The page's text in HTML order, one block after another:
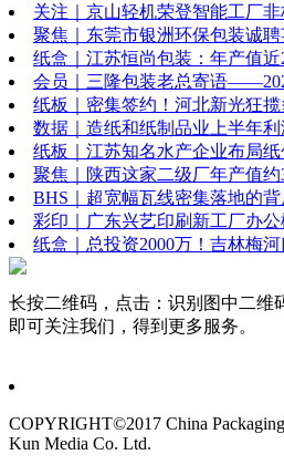
关注｜京山轻机荣登智能工厂
聚焦｜东莞市银洲环保包装诚
纸盒｜江苏恒尚包装：年产值
会员｜三隆包装老总寄语
纸板｜密集签约！河北新光狂
数据｜造纸和纸制品业上半年利
纸板｜江苏知名水产企业布局纸
聚焦｜陕西这家二级厂年产值
BHS｜超宽幅瓦线密集落地的
彩印｜广东兴艺印刷新工厂办
纸盒｜总投资2000万！吉林梅
长按二维码，点击：识别图中二维
即可关注我们，得到更多服务。
COPYRIGHT©2017 China
Kun Media Co. Ltd.